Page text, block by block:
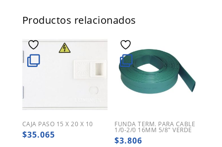
Productos relacionados
CAJA PASO 15 X 20 X 10
$35.065
FUNDA TERM. PARA CABLE
1/0-2/0 16MM 5/8″ VERDE
$3.806